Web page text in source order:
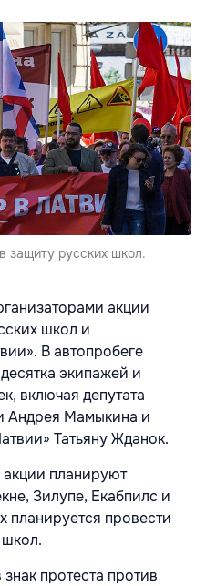
защиту русских школ.
акции
школ и
В автопробеге
экипажей и
включая депутата
Андрея Мамыкина и
Татьяну Жданок.
акции планируют
Зилупе, Екабпилс и
планируется провести
протеста против